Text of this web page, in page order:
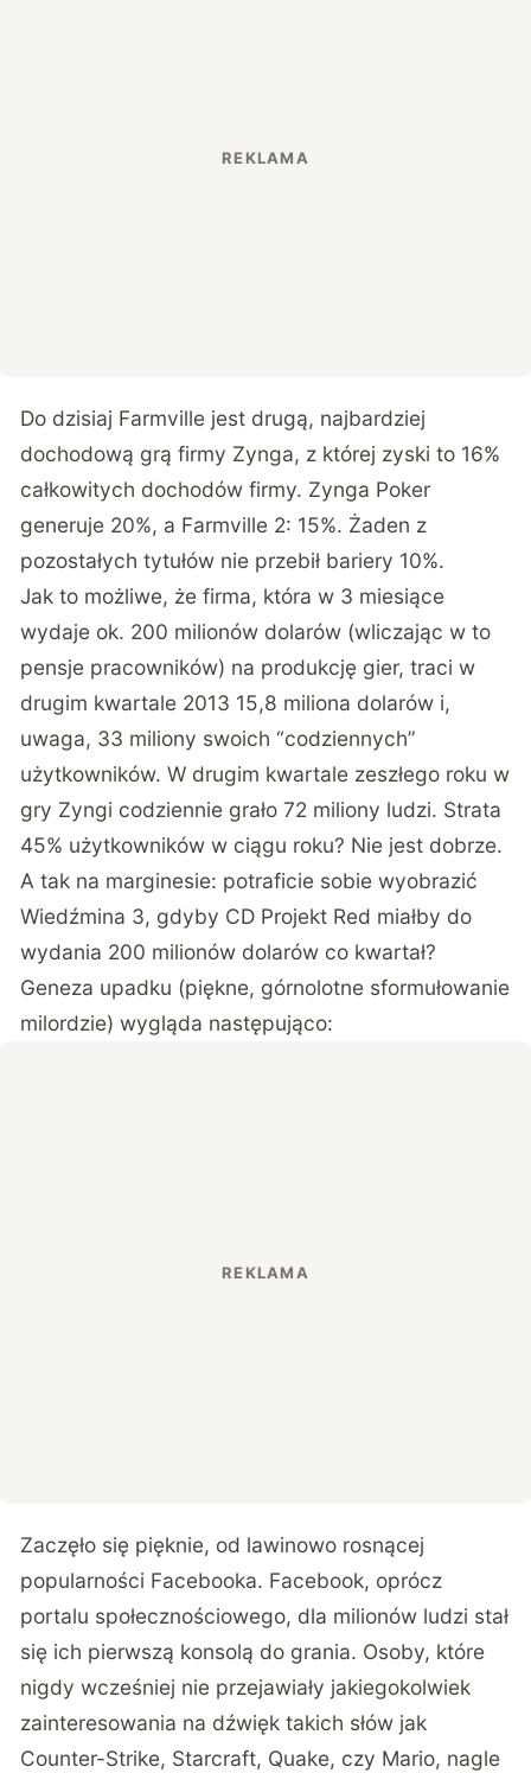
Do dzisiaj Farmville jest drugą, najbardziej
dochodową grą firmy Zynga, z której zyski to 16%
całkowitych dochodów firmy. Zynga Poker
generuje 20%, a Farmville 2: 15%. Żaden z
pozostałych tytułów nie przebił bariery 10%.
Jak to możliwe, że firma, która w 3 miesiące
wydaje ok. 200 milionów dolarów (wliczając w to
pensje pracowników) na produkcję gier, traci w
drugim kwartale 2013 15,8 miliona dolarów i,
uwaga, 33 miliony swoich “codziennych”
użytkowników. W drugim kwartale zeszłego roku w
gry Zyngi codziennie grało 72 miliony ludzi. Strata
45% użytkowników w ciągu roku? Nie jest dobrze.
A tak na marginesie: potraficie sobie wyobrazić
Wiedźmina 3, gdyby CD Projekt Red miałby do
wydania 200 milionów dolarów co kwartał?
Geneza upadku (piękne, górnolotne sformułowanie
milordzie) wygląda następująco:
Zaczęło się pięknie, od lawinowo rosnącej
popularności Facebooka. Facebook, oprócz
portalu społecznościowego, dla milionów ludzi stał
się ich pierwszą konsolą do grania. Osoby, które
nigdy wcześniej nie przejawiały jakiegokolwiek
zainteresowania na dźwięk takich słów jak
Counter-Strike, Starcraft, Quake, czy Mario, nagle